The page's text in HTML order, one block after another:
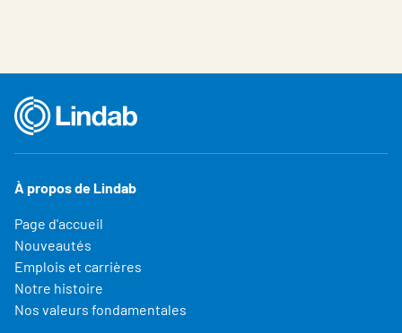
À propos de Lindab
Page d'accueil
Nouveautés
Emplois et carrières
Notre histoire
Nos valeurs fondamentales